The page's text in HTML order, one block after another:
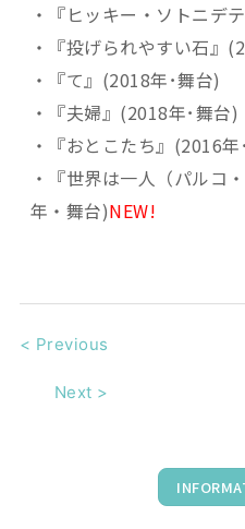
・『ヒッキー・ソトニデ
・『投げられやすい石』
・『て』(2018年･舞台)
・『夫婦』(2018年･舞台)
・『おとこたち』(2016年
・『世界は一人（パルコ
年・舞台)NEW!
< Previous
Next >